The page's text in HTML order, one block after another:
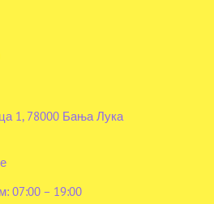
1, 78000 Бања Лука
07:00 – 19:00